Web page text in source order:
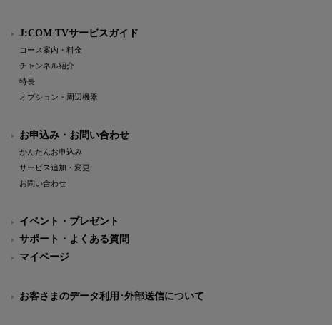
J:COM TVサービスガイド
コース案内・料金
チャンネル紹介
特長
オプション・周辺機器
お申込み・お問い合わせ
かんたんお申込み
サービス追加・変更
お問い合わせ
イベント・プレゼント
サポート・よくある質問
マイページ
お客さまのデータ利用･外部送信について